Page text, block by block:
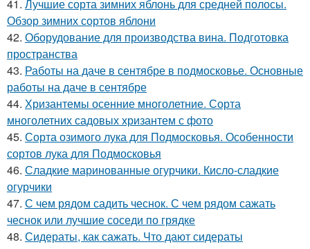
41. Лучшие сорта зимних яблонь для средней полосы.
Обзор зимних сортов яблони
42. Оборудование для производства вина. Подготовка
пространства
43. Работы на даче в сентябре в подмосковье. Основные
работы на даче в сентябре
44. Хризантемы осенние многолетние. Сорта
многолетних садовых хризантем с фото
45. Сорта озимого лука для Подмосковья. Особенности
сортов лука для Подмосковья
46. Сладкие маринованные огурчики. Кисло-сладкие
огурчики
47. С чем рядом садить чеснок. С чем рядом сажать
чеснок или лучшие соседи по грядке
48. Сидераты, как сажать. Что дают сидераты